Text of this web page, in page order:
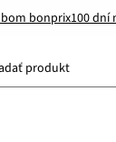
bonprix100 dní
produkt